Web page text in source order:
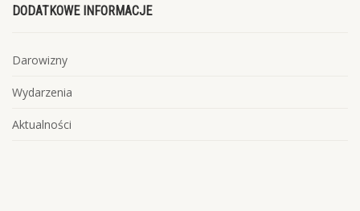
DODATKOWE INFORMACJE
Darowizny
Wydarzenia
Aktualności